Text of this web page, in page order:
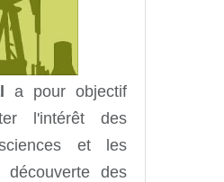
a pour objectif
l'intérêt des
et les
des